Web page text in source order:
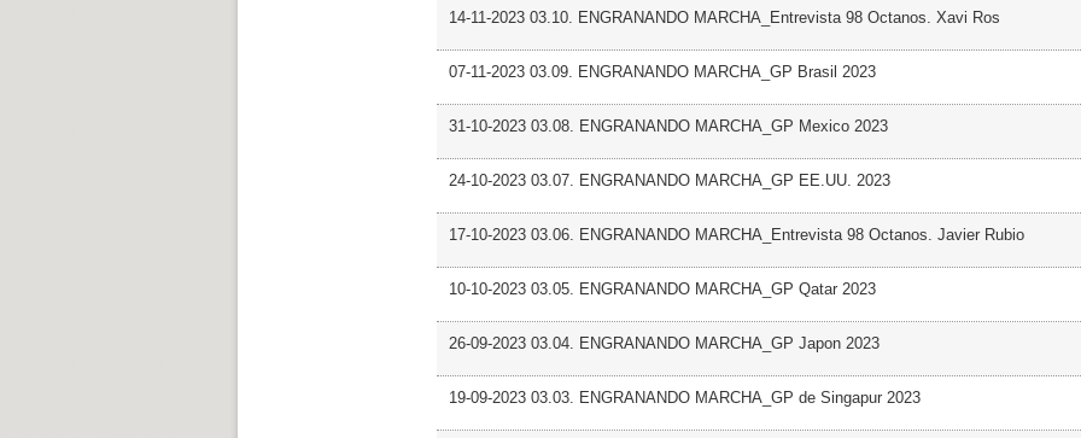
14-11-2023 03.10. ENGRANANDO MARCHA_Entrevista 98 Octanos. Xavi Ros
07-11-2023 03.09. ENGRANANDO MARCHA_GP Brasil 2023
31-10-2023 03.08. ENGRANANDO MARCHA_GP Mexico 2023
24-10-2023 03.07. ENGRANANDO MARCHA_GP EE.UU. 2023
17-10-2023 03.06. ENGRANANDO MARCHA_Entrevista 98 Octanos. Javier Rubio
10-10-2023 03.05. ENGRANANDO MARCHA_GP Qatar 2023
26-09-2023 03.04. ENGRANANDO MARCHA_GP Japon 2023
19-09-2023 03.03. ENGRANANDO MARCHA_GP de Singapur 2023